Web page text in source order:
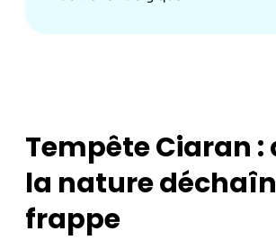
Tempête Ciaran :
la nature
frappe